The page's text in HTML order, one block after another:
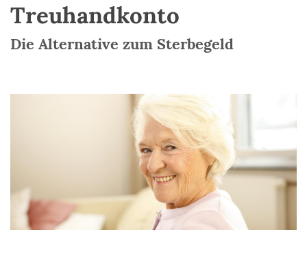
Treuhandkonto
Die Alternative zum Sterbegeld